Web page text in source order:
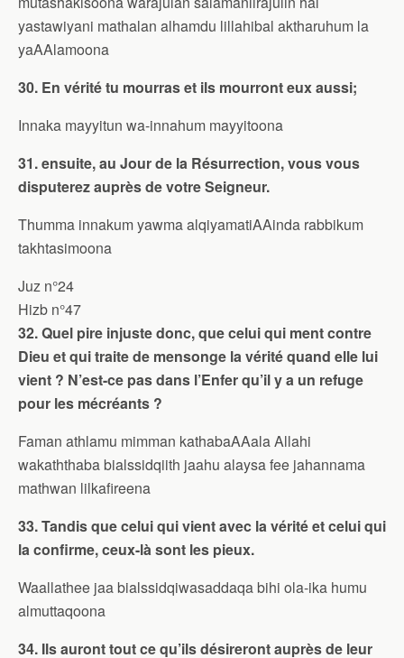
yastawiyani mathalan alhamdu lillahibal aktharuhum la
yaAAlamoona
30. En vérité tu mourras et ils mourront eux aussi;
Innaka mayyitun wa-innahum mayyitoona
31. ensuite, au Jour de la Résurrection, vous vous
disputerez auprès de votre Seigneur.
Thumma innakum yawma alqiyamatiAAinda rabbikum
takhtasimoona
Juz n°24
Hizb n°47
32. Quel pire injuste donc, que celui qui ment contre
Dieu et qui traite de mensonge la vérité quand elle lui
vient ? N’est-ce pas dans l’Enfer qu’il y a un refuge
pour les mécréants ?
Faman athlamu mimman kathabaAAala Allahi
wakaththaba bialssidqiith jaahu alaysa fee jahannama
mathwan lilkafireena
33. Tandis que celui qui vient avec la vérité et celui qui
la confirme, ceux-là sont les pieux.
Waallathee jaa bialssidqiwasaddaqa bihi ola-ika humu
almuttaqoona
34. Ils auront tout ce qu’ils désireront auprès de leur